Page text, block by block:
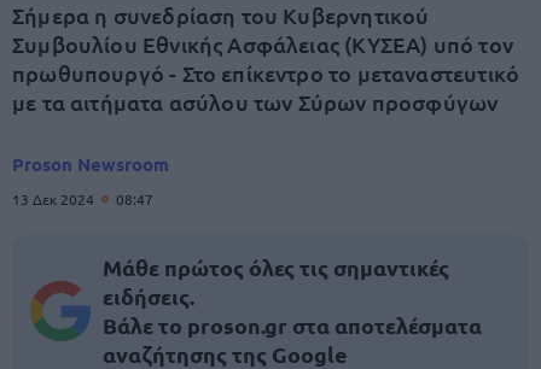
Σήμερα η συνεδρίαση του Κυβερνητικού
Συμβουλίου Εθνικής Ασφάλειας (ΚΥΣΕΑ) υπό τον
πρωθυπουργό - Στο επίκεντρο το μεταναστευτικό
με τα αιτήματα ασύλου των Σύρων προσφύγων
Proson Newsroom
13 Δεκ 2024 08:47
Μάθε πρώτος όλες τις σημαντικές
ειδήσεις.
Βάλε το proson.gr στα αποτελέσματα
αναζήτησης της Google